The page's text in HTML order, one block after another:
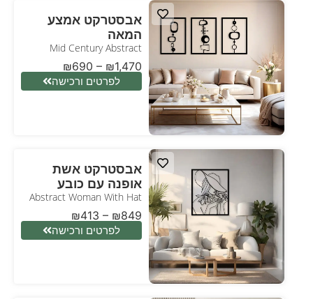
אבסטרקט אמצע
המאה
Mid Century Abstract
₪690 – ₪1,470
לפרטים ורכישה
אבסטרקט אשת
אופנה עם כובע
Abstract Woman With Hat
₪413 – ₪849
לפרטים ורכישה